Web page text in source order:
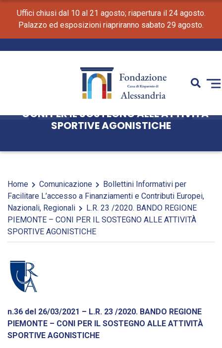
Uffici chiusi dal 10 al 21 agosto; riapertura il 24 agosto.
Palazzo ed esposizioni riapriranno sabato 29 agosto.
L.R. 23 /2020. BANDO REGIONE PIEMONTE
– CONI PER IL SOSTEGNO ALLE ATTIVITÀ
SPORTIVE AGONISTICHE
Home Comunicazione
Bollettini Informativi per
Facilitare L’accesso a Finanziamenti e Contributi Europei,
Nazionali, Regionali
L.R. 23 /2020. BANDO REGIONE
PIEMONTE – CONI PER IL SOSTEGNO ALLE ATTIVITÀ
SPORTIVE AGONISTICHE
n.36 del 26/03/2021 – L.R. 23 /2020. BANDO REGIONE
PIEMONTE – CONI PER IL SOSTEGNO ALLE ATTIVITÀ
SPORTIVE AGONISTICHE